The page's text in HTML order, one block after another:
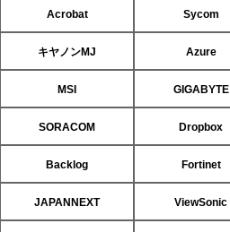
Acrobat Sycom
キヤノンMJ Azure
MSI GIGABYTE
SORACOM Dropbox
Backlog Fortinet
JAPANNEXT ViewSonic